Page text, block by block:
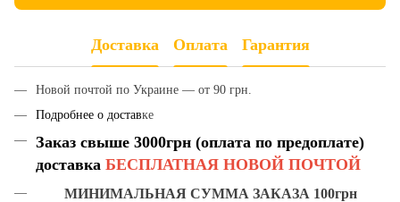
Доставка Оплата Гарантия
Новой почтой по Украине — от 90 грн.
Подробнее о доставке
Заказ свыше 3000грн (оплата по предоплате)
доставка БЕСПЛАТНАЯ НОВОЙ ПОЧТОЙ
МИНИМАЛЬНАЯ СУММА ЗАКАЗА 100грн